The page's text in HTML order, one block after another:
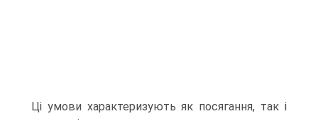
Ці умови характеризують як посягання, так і